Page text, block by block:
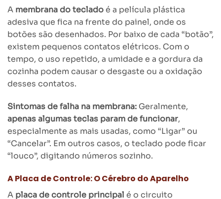
A membrana do tecladoé a película plástica
adesiva que fica na frente do painel, onde os
botões são desenhados. Por baixo de cada “botão”,
existem pequenos contatos elétricos. Com o
tempo, o uso repetido, a umidade e a gordura da
cozinha podem causar o desgaste ou a oxidação
desses contatos.
Sintomas de falha na membrana: Geralmente,
apenas algumas teclas param de funcionar,
especialmente as mais usadas, como “Ligar” ou
“Cancelar”. Em outros casos, o teclado pode ficar
“louco”, digitando números sozinho.
A Placa de Controle: O Cérebro do Aparelho
A placa de controle principal é o circuito